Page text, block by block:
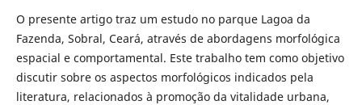
O presente artigo traz um estudo no parque Lagoa da
Fazenda, Sobral, Ceará, através de abordagens morfológica
espacial e comportamental. Este trabalho tem como objetivo
discutir sobre os aspectos morfológicos indicados pela
literatura, relacionados à promoção da vitalidade urbana,